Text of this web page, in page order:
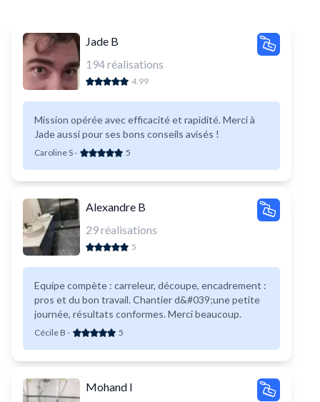
Jade B
194réalisations
4.99
Mission opérée avec efficacité et rapidité. Merci à
Jade aussi pour ses bons conseils avisés !
Caroline S- 5
Alexandre B
29réalisations
5
Equipe compète : carreleur, découpe, encadrement :
pros et du bon travail. Chantier d&#039;une petite
journée, résultats conformes. Merci beaucoup.
Cécile B - 5
Mohand I